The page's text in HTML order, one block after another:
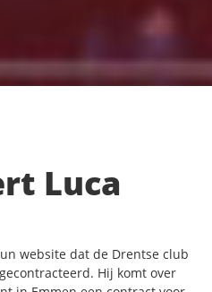
Luca
website dat de Drentse club
Hij komt over